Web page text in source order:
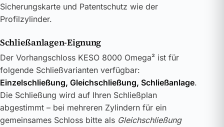
Sicherungskarte und Patentschutz wie der
Profilzylinder.
Schließanlagen-Eignung
Der Vorhangschloss KESO 8000 Omega² ist für
folgende Schließvarianten verfügbar:
Einzelschließung, Gleichschließung, Schließanlage.
Die Schließung wird auf Ihren Schließplan
abgestimmt – bei mehreren Zylindern für ein
gemeinsames Schloss bitte als Gleichschließung